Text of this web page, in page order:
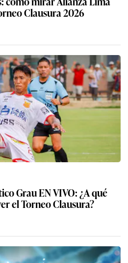
Clausura 2026
Grau EN VIVO: ¿A qué
el Torneo Clausura?